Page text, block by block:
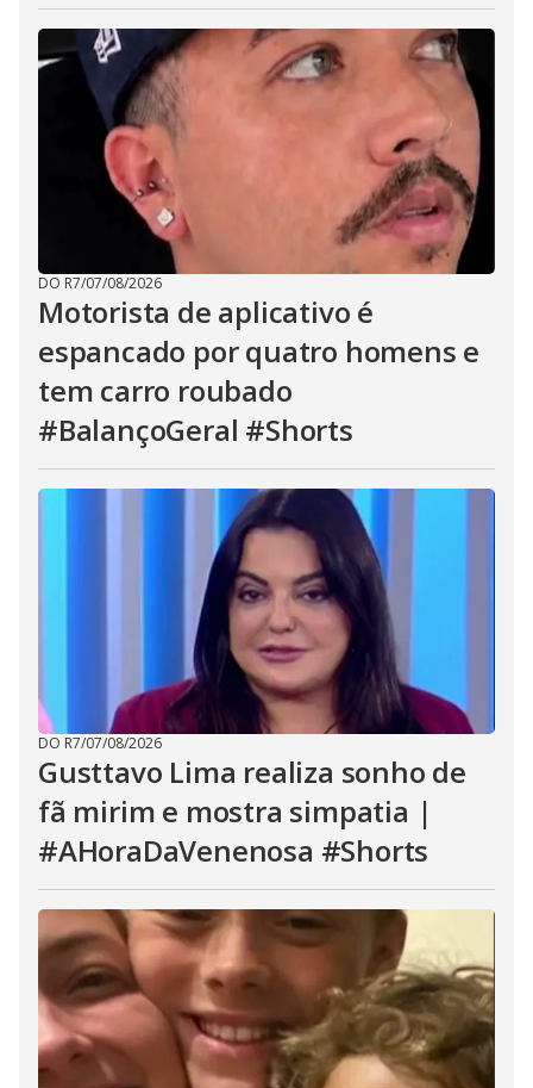
DO R7/07/08/2026
Motorista de aplicativo é
espancado por quatro homens e
tem carro roubado
#BalançoGeral #Shorts
DO R7/07/08/2026
Gusttavo Lima realiza sonho de
fã mirim e mostra simpatia |
#AHoraDaVenenosa #Shorts